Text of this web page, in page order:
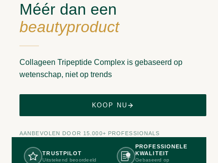
Méér dan een
beautyproduct
Collageen Tripeptide Complex is gebaseerd op
wetenschap, niet op trends
KOOP NU
AANBEVOLEN DOOR 15.000+ PROFESSIONALS
TRUSTPILOT
Uitstekend beoordeeld
PROFESSIONELE
KWALITEIT
Gebaseerd op